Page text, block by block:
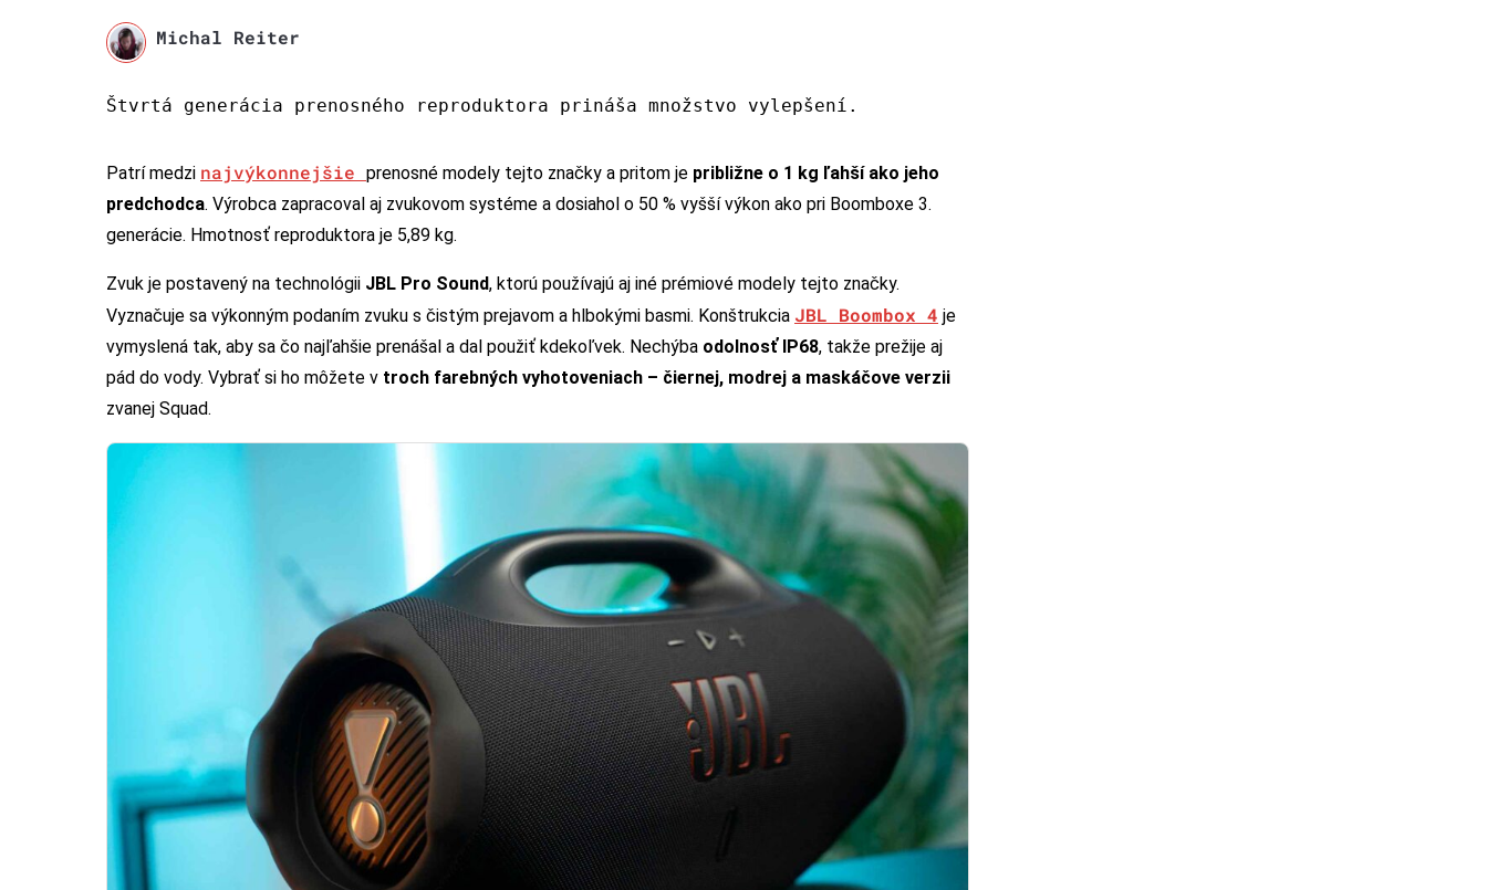
Michal Reiter
Štvrtá generácia prenosného reproduktora prináša množstvo vylepšení.
Patrí medzi najvýkonnejšie prenosné modely tejto značky a pritom je približne o 1 kg ľahší ako jeho
predchodca. Výrobca zapracoval aj zvukovom systéme a dosiahol o 50 % vyšší výkon ako pri Boomboxe 3.
generácie. Hmotnosť reproduktora je 5,89 kg.
Zvuk je postavený na technológii JBL Pro Sound, ktorú používajú aj iné prémiové modely tejto značky.
Vyznačuje sa výkonným podaním zvuku s čistým prejavom a hlbokými basmi. Konštrukcia JBL Boombox 4 je
vymyslená tak, aby sa čo najľahšie prenášal a dal použiť kdekoľvek. Nechýba odolnosť IP68, takže prežije aj
pád do vody. Vybrať si ho môžete v troch farebných vyhotoveniach – čiernej, modrej a maskáčove verzii
zvanej Squad.